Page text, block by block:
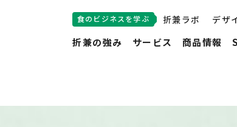
食のビジネスを学ぶ 折兼ラボ デザ
折兼の強み サービス 商品情報